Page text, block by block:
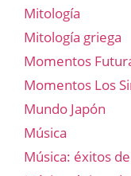
Mitología
Mitología griega
Momentos
Momentos Los
Mundo Japón
Música
Música: éxitos